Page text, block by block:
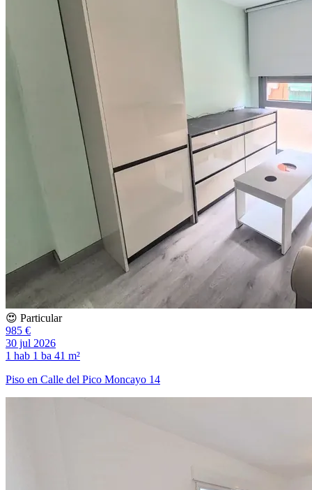
😍 Particular
985 €
30 jul 2026
1 hab 1 ba 41 m²
Piso en Calle del Pico Moncayo 14